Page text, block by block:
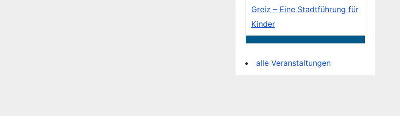
Greiz – Eine Stadtführung für
Kinder
alle Veranstaltungen